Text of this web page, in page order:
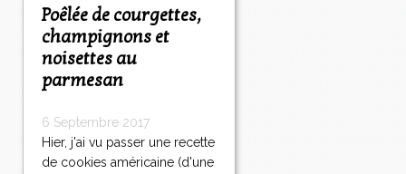
Poêlée de courgettes,
champignons et
noisettes au
parmesan
6 Septembre 2017
Hier, j'ai vu passer une recette
de cookies américaine (d'une